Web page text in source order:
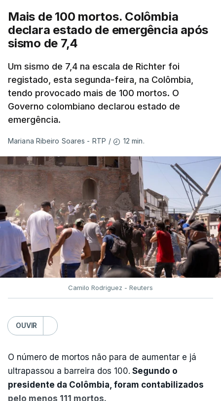
Mais de 100 mortos. Colômbia
declara estado de emergência após
sismo de 7,4
Um sismo de 7,4 na escala de Richter foi
registado, esta segunda-feira, na Colômbia,
tendo provocado mais de 100 mortos. O
Governo colombiano declarou estado de
emergência.
Mariana Ribeiro Soares - RTP / 12 min.
Camilo Rodriguez - Reuters
OUVIR
O número de mortos não para de aumentar e já
ultrapassou a barreira dos 100. Segundo o
presidente da Colômbia, foram contabilizados
pelo menos 111 mortos.